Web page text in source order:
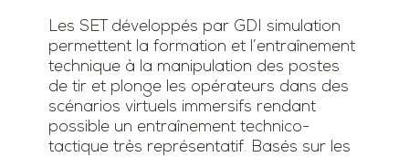
Les SET développés par GDI simulation
permettent la formation et l’entraînement
technique à la manipulation des postes
de tir et plonge les opérateurs dans des
scénarios virtuels immersifs rendant
possible un entraînement technico-
tactique très représentatif. Basés sur les